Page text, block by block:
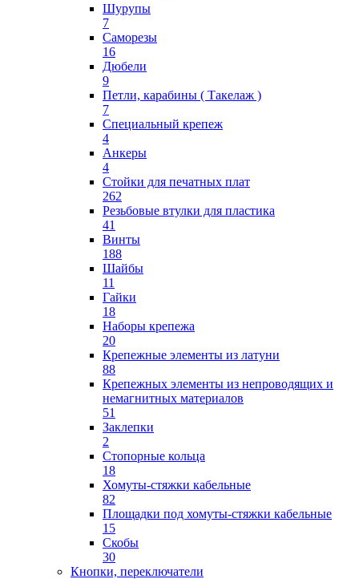
Шурупы
7
Саморезы
16
Дюбели
9
Петли, карабины ( Такелаж )
7
Специальный крепеж
4
Анкеры
4
Стойки для печатных плат
262
Резьбовые втулки для пластика
41
Винты
188
Шайбы
11
Гайки
18
Наборы крепежа
20
Крепежные элементы из латуни
88
Крепежных элементы из непроводящих и
немагнитных материалов
51
Заклепки
2
Стопорные кольца
18
Хомуты-стяжки кабельные
82
Площадки под хомуты-стяжки кабельные
15
Скобы
30
Кнопки, переключатели